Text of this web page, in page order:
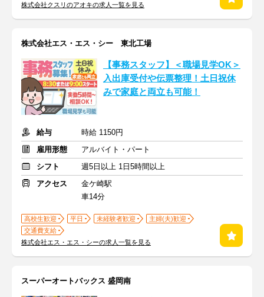
株式会社クスリのアオキの求人一覧を見る
株式会社エス・エス・シー 東北工場
【事務スタッフ】＜職場見学OK＞
入出庫受付や伝票整理！土日祝休
みで家庭と両立も可能！
給与
時給 1150円
雇用形態
アルバイト・パート
シフト
週5日以上 1日5時間以上
アクセス
金ケ崎駅
車14分
高校生歓迎 平日 未経験者歓迎
主婦(夫)歓迎
交通費支給
株式会社エス・エス・シーの求人一覧を見る
スーパーオートバックス 盛岡南